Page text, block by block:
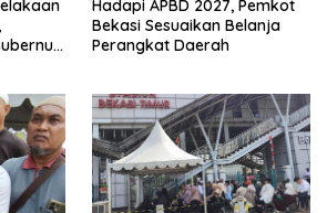
Hadapi APBD 2027, Pemkot
Bekasi Sesuaikan Belanja
Perangkat Daerah